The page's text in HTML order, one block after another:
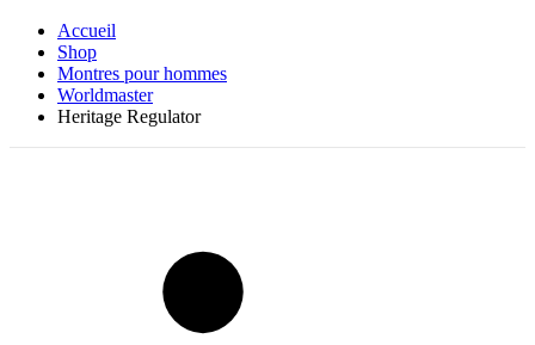
Accueil
Shop
Montres pour hommes
Worldmaster
Heritage Regulator